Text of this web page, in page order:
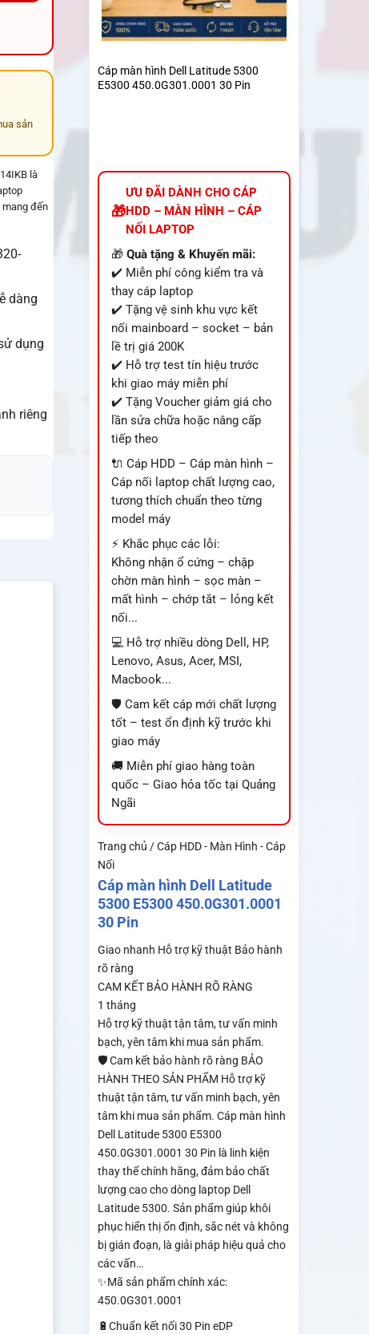
Cáp màn hình Dell Latitude 5300
E5300 450.0G301.0001 30 Pin
ƯU ĐÃI DÀNH CHO CÁP
HDD – MÀN HÌNH – CÁP
NỐI LAPTOP
🎁Quà tặng & Khuyến mãi:
✔️ Miễn phí công kiểm tra và
thay cáp laptop
✔️ Tặng vệ sinh khu vực kết
nối mainboard – socket – bản
lề trị giá 200K
✔️ Hỗ trợ test tín hiệu trước
khi giao máy miễn phí
✔️ Tặng Voucher giảm giá cho
lần sửa chữa hoặc nâng cấp
tiếp theo
🔌 Cáp HDD – Cáp màn hình –
Cáp nối laptop chất lượng cao,
tương thích chuẩn theo từng
model máy
⚡ Khắc phục các lỗi:
Không nhận ổ cứng – chập
chờn màn hình – sọc màn –
mất hình – chớp tắt – lỏng kết
nối...
💻 Hỗ trợ nhiều dòng Dell, HP,
Lenovo, Asus, Acer, MSI,
Macbook...
🛡️ Cam kết cáp mới chất lượng
tốt – test ổn định kỹ trước khi
giao máy
🚚 Miễn phí giao hàng toàn
quốc – Giao hỏa tốc tại Quảng
Ngãi
Trang chủ / Cáp HDD - Màn Hình - Cáp
Nối
Cáp màn hình Dell Latitude
5300 E5300 450.0G301.0001
30 Pin
Giao nhanh Hỗ trợ kỹ thuật Bảo hành
rõ ràng
CAM KẾT BẢO HÀNH RÕ RÀNG
1 tháng
Hỗ trợ kỹ thuật tận tâm, tư vấn minh
bạch, yên tâm khi mua sản phẩm.
🛡️ Cam kết bảo hành rõ ràng BẢO
HÀNH THEO SẢN PHẨM Hỗ trợ kỹ
thuật tận tâm, tư vấn minh bạch, yên
tâm khi mua sản phẩm. Cáp màn hình
Dell Latitude 5300 E5300
450.0G301.0001 30 Pin là linh kiện
thay thế chính hãng, đảm bảo chất
lượng cao cho dòng laptop Dell
Latitude 5300. Sản phẩm giúp khôi
phục hiển thị ổn định, sắc nét và không
bị gián đoạn, là giải pháp hiệu quả cho
các vấn…
✨Mã sản phẩm chính xác:
450.0G301.0001
🔋Chuẩn kết nối 30 Pin eDP
sản
là
mang đến
dàng
dụng
riêng